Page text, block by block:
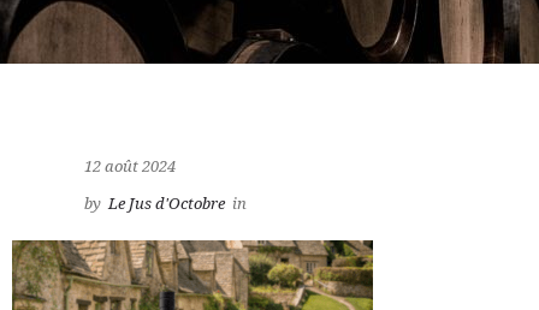
12 août 2024
by Le Jus d'Octobre in